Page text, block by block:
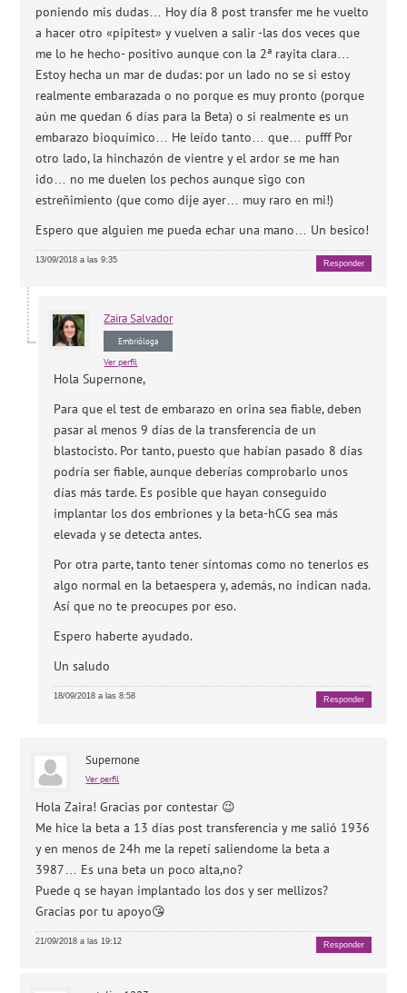
poniendo mis dudas… Hoy día 8 post transfer me he vuelto
a hacer otro «pipitest» y vuelven a salir -las dos veces que
me lo he hecho- positivo aunque con la 2ª rayita clara…
Estoy hecha un mar de dudas: por un lado no se si estoy
realmente embarazada o no porque es muy pronto (porque
aún me quedan 6 días para la Beta) o si realmente es un
embarazo bioquímico… He leído tanto… que… pufff Por
otro lado, la hinchazón de vientre y el ardor se me han
ido… no me duelen los pechos aunque sigo con
estreñimiento (que como dije ayer… muy raro en mi!)
Espero que alguien me pueda echar una mano… Un besico!
13/09/2018 a las 9:35 Responder
Zaira Salvador
Embrióloga
Ver perfil
Hola Supernone,
Para que el test de embarazo en orina sea fiable, deben
pasar al menos 9 días de la transferencia de un
blastocisto. Por tanto, puesto que habían pasado 8 días
podría ser fiable, aunque deberías comprobarlo unos
días más tarde. Es posible que hayan conseguido
implantar los dos embriones y la beta-hCG sea más
elevada y se detecta antes.
Por otra parte, tanto tener síntomas como no tenerlos es
algo normal en la betaespera y, además, no indican nada.
Así que no te preocupes por eso.
Espero haberte ayudado.
Un saludo
18/09/2018 a las 8:58 Responder
Supernone
Ver perfil
Hola Zaira! Gracias por contestar 😉
Me hice la beta a 13 días post transferencia y me salió 1936
y en menos de 24h me la repetí saliendome la beta a
3987… Es una beta un poco alta,no?
Puede q se hayan implantado los dos y ser mellizos?
Gracias por tu apoyo😘
21/09/2018 a las 19:12 Responder